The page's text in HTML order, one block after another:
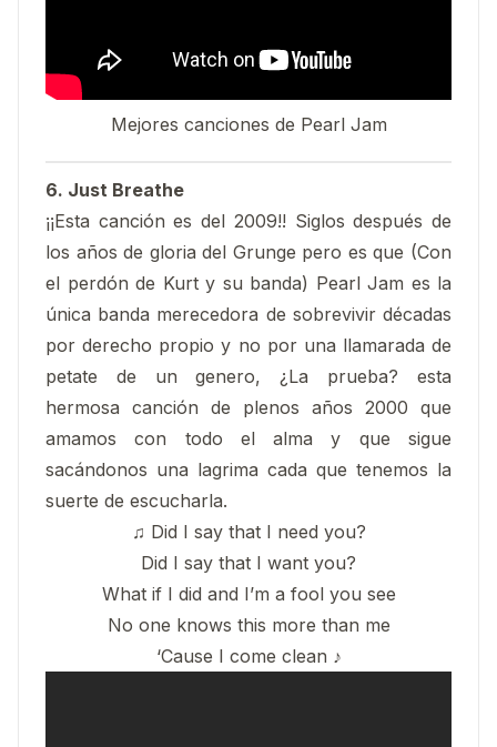
Mejores canciones de Pearl Jam
6. Just Breathe
¡¡Esta canción es del 2009!! Siglos después de
los años de gloria del Grunge pero es que (Con
el perdón de Kurt y su banda) Pearl Jam es la
única banda merecedora de sobrevivir décadas
por derecho propio y no por una llamarada de
petate de un genero, ¿La prueba? esta
hermosa canción de plenos años 2000 que
amamos con todo el alma y que sigue
sacándonos una lagrima cada que tenemos la
suerte de escucharla.
♫ Did I say that I need you?
Did I say that I want you?
What if I did and I’m a fool you see
No one knows this more than me
‘Cause I come clean ♪